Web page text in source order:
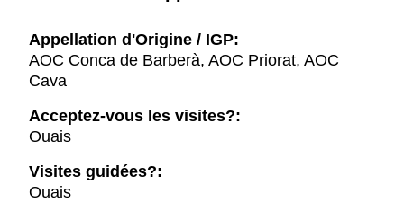
Appellation d'Origine / IGP:
AOC Conca de Barberà, AOC Priorat, AOC
Cava
Acceptez-vous les visites?:
Ouais
Visites guidées?:
Ouais